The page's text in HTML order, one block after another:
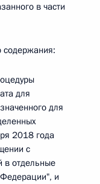
в части
содержания:
для
для
2018 года
с
в отдельные
и